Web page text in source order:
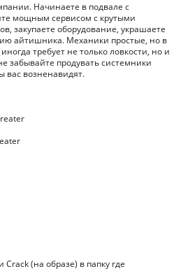
Начинаете в подвале с
мощным сервисом с крутыми
закупаете оборудование, украшаете
айтишника. Механики простые, но в
требует не только ловкости, но и
забывайте продувать системники
вас возненавидят.
Crack (на образе) в папку где